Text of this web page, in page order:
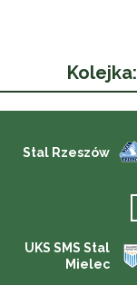
Stal Rzeszów
UKS SMS Stal
Mielec